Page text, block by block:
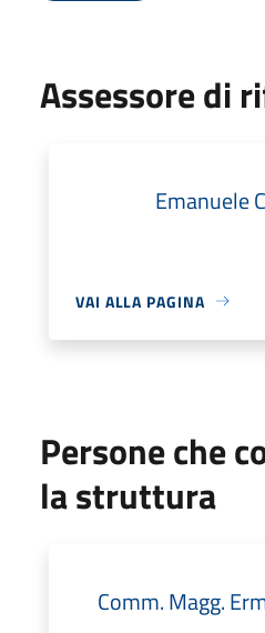
Assessore di
Emanuele
VAI ALLA PAGINA
Persone che
la struttura
Comm. Magg.